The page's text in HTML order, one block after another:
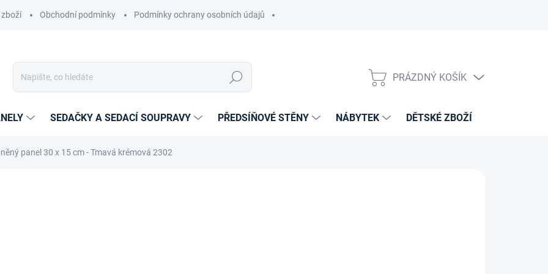
zboží Obchodní podmínky Podmínky ochrany osobních údajů
Hledat
NÁKUPNÍ
PRÁZDNÝ KOŠÍK
SEDAČKY A SEDACÍ SOUPRAVY PŘEDSÍŇOVÉ STĚNY NÁBYTEK DĚTSKÉ ZBOŽÍ
panel 30 x 15 cm - Tmavá krémová 2302